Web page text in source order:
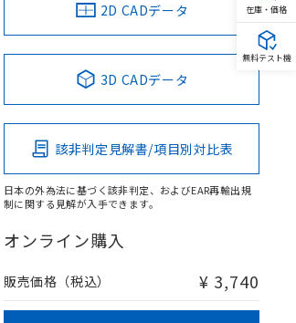
2D CADデータ
3D CADデータ
該非判定見解書/項目別対比表
日本の外為法に基づく該非判定、およびEAR再輸出規
制に関する見解が入手できます。
オンライン購入
販売価格（税込） ¥ 3,740
在庫・価格
無料テスト機